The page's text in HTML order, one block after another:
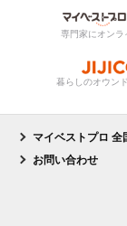
専門家にオンラ
暮らしのオウン
マイベストプロ 全
お問い合わせ